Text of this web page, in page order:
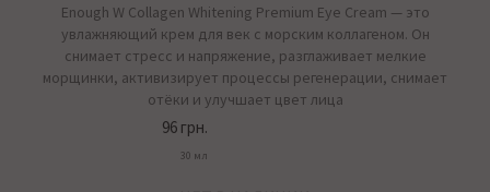
Enough W Collagen Whitening Premium Eye Cream — это
увлажняющий крем для век с морским коллагеном. Он
снимает стресс и напряжение, разглаживает мелкие
морщинки, активизирует процессы регенерации, снимает
отёки и улучшает цвет лица
96 грн.
30 мл